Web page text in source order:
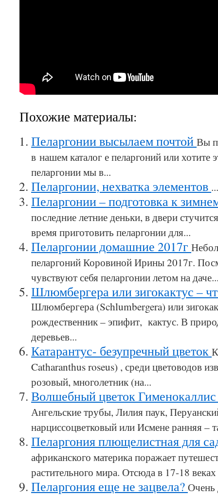
Похожие материалы:
Пеларгонии высылаем почтой Вы
в нашем каталог е пеларгоний или хотите
пеларгонии мы в...
Пеларгонии, нехватка элементов ...
Пеларгонии – подготовка к
последние летние деньки, в двери
время приготовить пеларгонии для...
Пеларгонии домашние 2017г
пеларгоний Коровиной Ирины 2017г.
чувствуют себя пеларгонии летом на
Шлюмбергера или зигокактус –
Шлюмбергера (Schlumbergera) или
рождественник – эпифит, кактус. В
деревьев...
Катарантус- безупречный цветок
Catharanthus roseus) , среди цветоводов
розовый, многолетник (на...
Волшебный цветок
Ангельские трубы, Лилия паук,
нарциссоцветковый или Исмене ранняя –
Пеларгония плющелистная для
африканского материка поражает
растительного мира. Отсюда в 17-18
Пеларгония еще не зацвела? Очень